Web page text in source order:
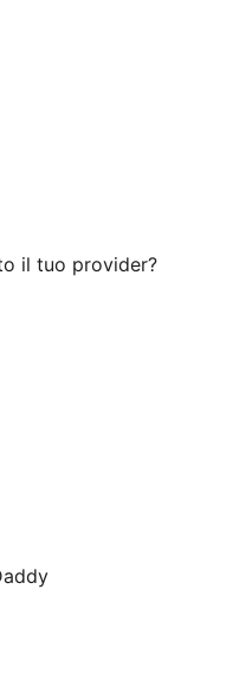
il tuo provider?